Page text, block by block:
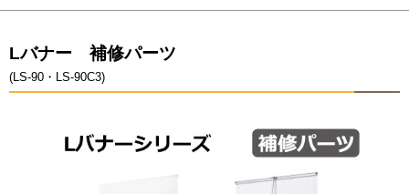
Lバナー 補修パーツ
(LS-90・LS-90C3)